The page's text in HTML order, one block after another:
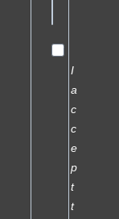
I
a
c
c
e
p
t
t